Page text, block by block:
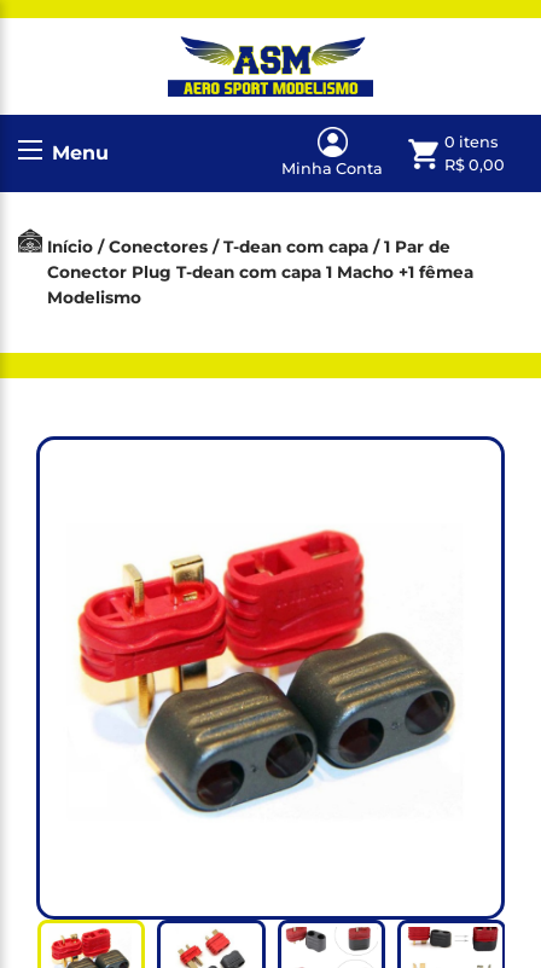
Menu
Minha Conta
0 itens
R$ 0,00
Início /Conectores /T-dean com capa / 1 Par de
Conector Plug T-dean com capa 1 Macho +1 fêmea
Modelismo